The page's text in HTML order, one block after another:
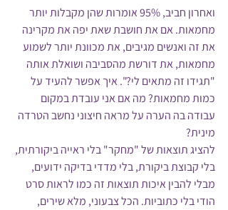
ואחרון חביב, 95% אומרות שהן מקבלות יותר
מחמאות. אם את חושבת שאת יפה את מקרינה
את זה ואנשים מגיבים, את מכוונת יותר לשמוע
מחמאות, את דורשת מהסביבה ושואלת אותה
"תגידו זה מתאים לי?". איך אפשר להעיד על
כמות מחמאות? מה אם אני עובדת במקום
עבודה בה הערה על מראה חיצוני נחשב הטרדה
מינית?
להציג תוצאות של "מחקר" בלי ראייה ביקורתית,
בלי קבוצת ביקורת, בלי מדדי בדיקה ידועים,
מבלי להבין איכות תוצאות זה כמו לראות סרט
הודי בלי כתוביות. הכל צבעוני, מלא שירים,